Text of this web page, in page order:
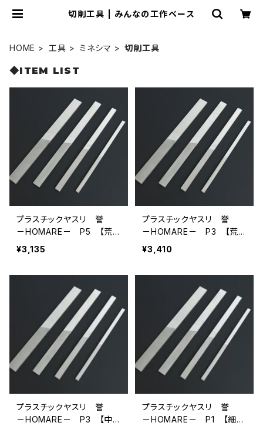
切削工具 | みんなの工作ベース
HOME 工具 ミネシマ 切削工具
◆ITEM LIST
プラスチックヤスリ 誉
－HOMARE－ P5 【荒
目】 （185×7×2.5mm）
¥3,135
プラスチックヤスリ 誉
－HOMARE－ P3 【荒
目】 （220×11×3mm）
¥3,410
プラスチックヤスリ 誉
－HOMARE－ P3 【中
プラスチックヤスリ 誉
－HOMARE－ P1 【細